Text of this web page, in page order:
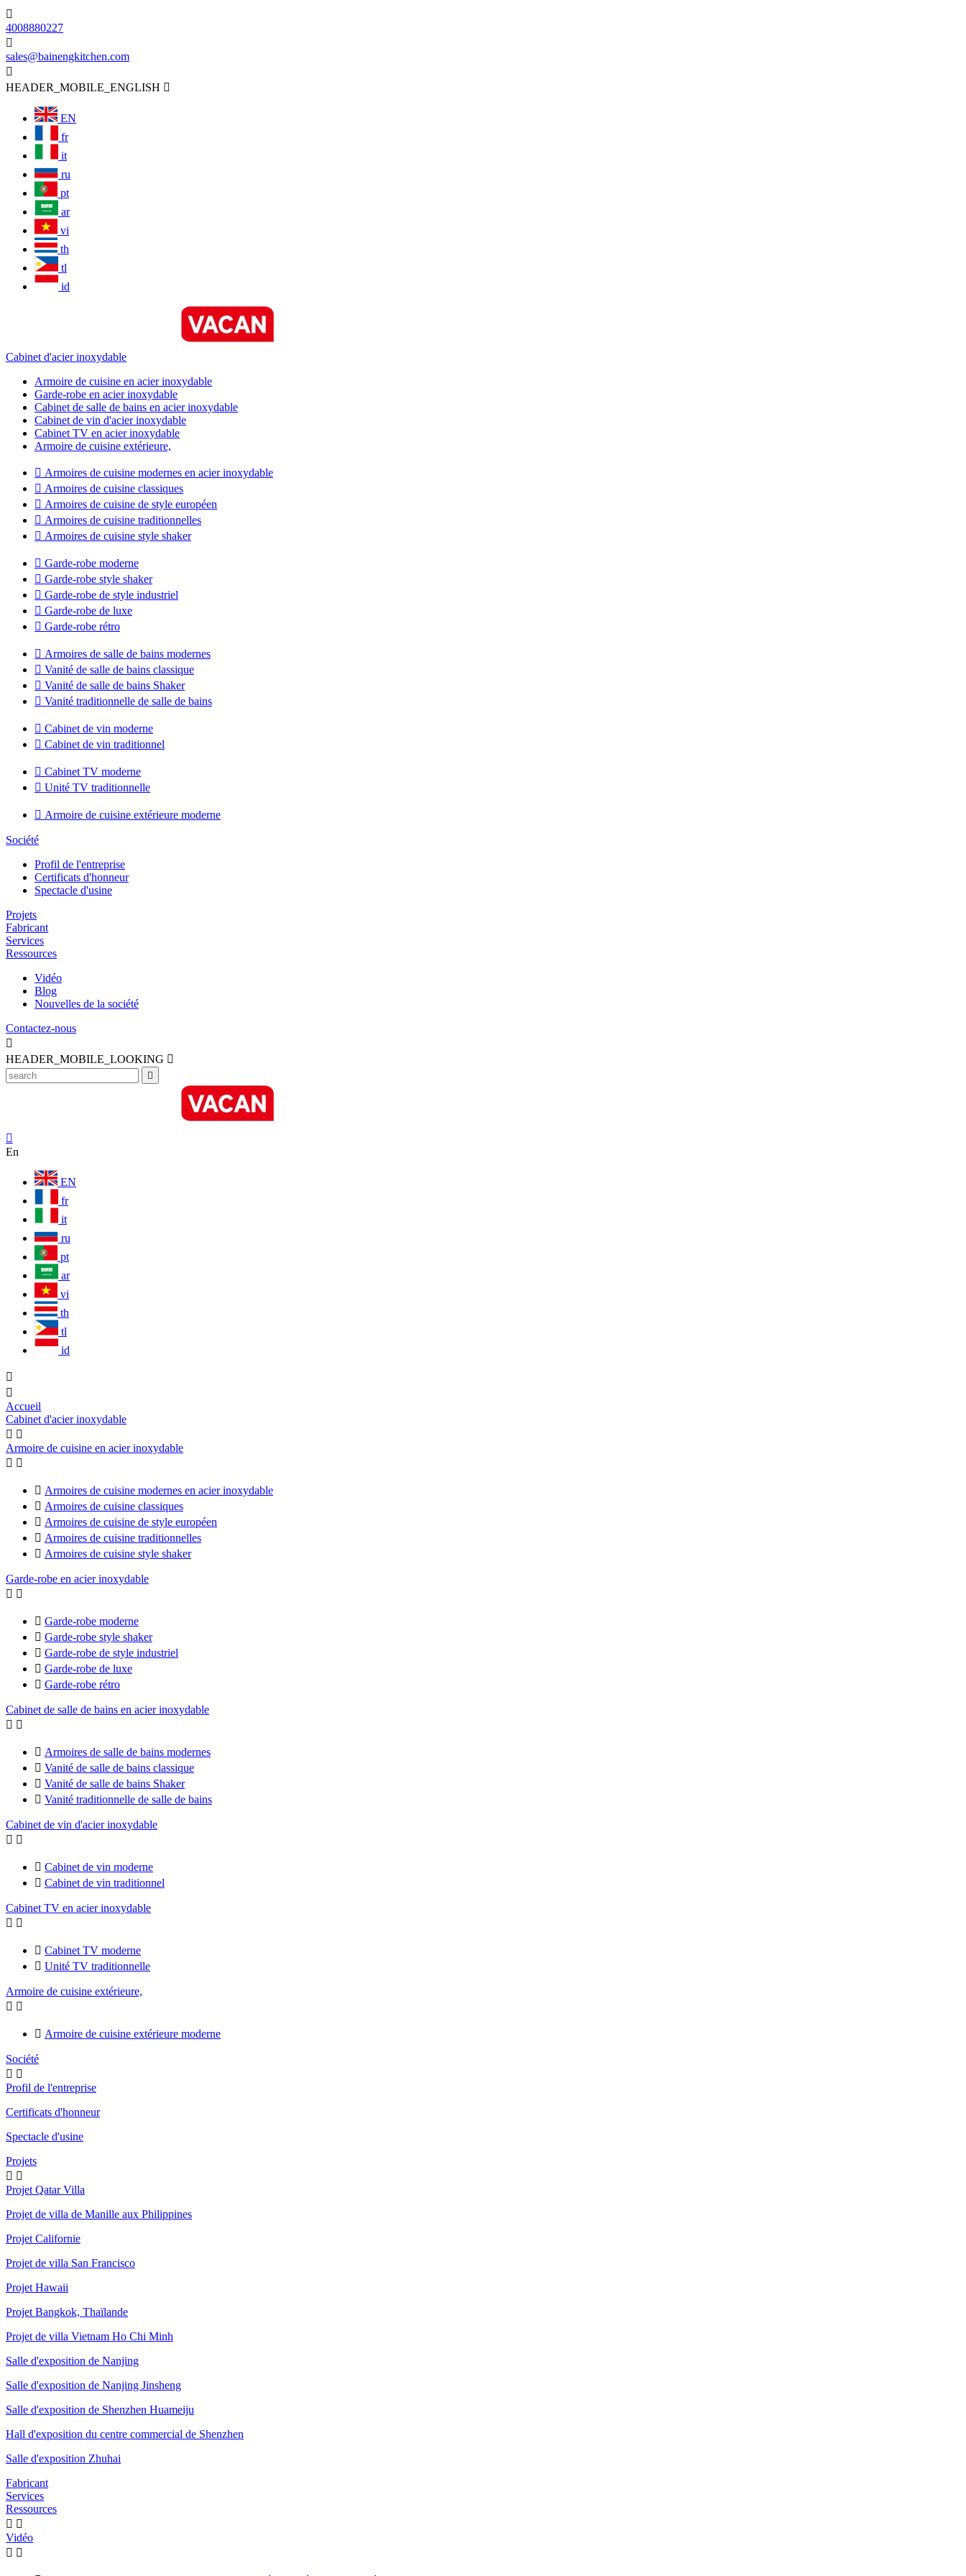

4008880227

sales@bainengkitchen.com

HEADER_MOBILE_ENGLISH 
EN
fr
it
ru
pt
ar
vi
th
tl
id
Cabinet d'acier inoxydable
Armoire de cuisine en acier inoxydable
Garde-robe en acier inoxydable
Cabinet de salle de bains en acier inoxydable
Cabinet de vin d'acier inoxydable
Cabinet TV en acier inoxydable
Armoire de cuisine extérieure,
 Armoires de cuisine modernes en acier inoxydable
 Armoires de cuisine classiques
 Armoires de cuisine de style européen
 Armoires de cuisine traditionnelles
 Armoires de cuisine style shaker
 Garde-robe moderne
 Garde-robe style shaker
 Garde-robe de style industriel
 Garde-robe de luxe
 Garde-robe rétro
 Armoires de salle de bains modernes
 Vanité de salle de bains classique
 Vanité de salle de bains Shaker
 Vanité traditionnelle de salle de bains
 Cabinet de vin moderne
 Cabinet de vin traditionnel
 Cabinet TV moderne
 Unité TV traditionnelle
 Armoire de cuisine extérieure moderne
Société
Profil de l'entreprise
Certificats d'honneur
Spectacle d'usine
Projets
Fabricant
Services
Ressources
Vidéo
Blog
Nouvelles de la société
Contactez-nous

HEADER_MOBILE_LOOKING 


En
EN
fr
it
ru
pt
ar
vi
th
tl
id


Accueil
Cabinet d'acier inoxydable
 
Armoire de cuisine en acier inoxydable
 
 Armoires de cuisine modernes en acier inoxydable
 Armoires de cuisine classiques
 Armoires de cuisine de style européen
 Armoires de cuisine traditionnelles
 Armoires de cuisine style shaker
Garde-robe en acier inoxydable
 
 Garde-robe moderne
 Garde-robe style shaker
 Garde-robe de style industriel
 Garde-robe de luxe
 Garde-robe rétro
Cabinet de salle de bains en acier inoxydable
 
 Armoires de salle de bains modernes
 Vanité de salle de bains classique
 Vanité de salle de bains Shaker
 Vanité traditionnelle de salle de bains
Cabinet de vin d'acier inoxydable
 
 Cabinet de vin moderne
 Cabinet de vin traditionnel
Cabinet TV en acier inoxydable
 
 Cabinet TV moderne
 Unité TV traditionnelle
Armoire de cuisine extérieure,
 
 Armoire de cuisine extérieure moderne
Société
 
Profil de l'entreprise
Certificats d'honneur
Spectacle d'usine
Projets
 
Projet Qatar Villa
Projet de villa de Manille aux Philippines
Projet Californie
Projet de villa San Francisco
Projet Hawaii
Projet Bangkok, Thaïlande
Projet de villa Vietnam Ho Chi Minh
Salle d'exposition de Nanjing
Salle d'exposition de Nanjing Jinsheng
Salle d'exposition de Shenzhen Huameiju
Hall d'exposition du centre commercial de Shenzhen
Salle d'exposition Zhuhai
Fabricant
Services
Ressources
 
Vidéo
 